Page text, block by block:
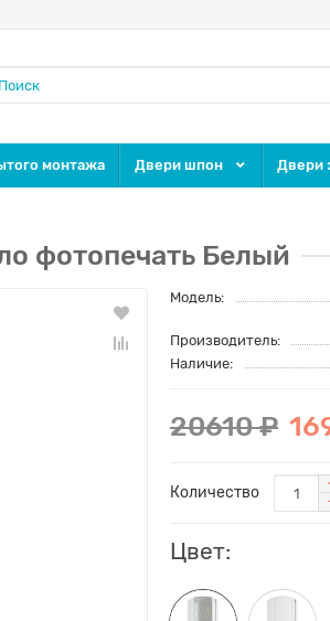
монтажа Двери шпон Двери
фотопечать Белый
Модель:
Производитель:
Наличие:
20610 ₽
Количество
Цвет: